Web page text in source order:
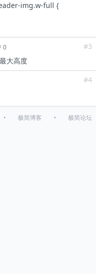
img.w-full {
0
大高度
#3
#4
• 极简博客 • 极简论坛